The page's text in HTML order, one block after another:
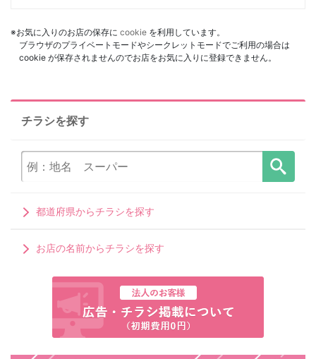
※お気に入りのお店の保存に cookie を利用しています。
ブラウザのプライベートモードやシークレットモードでご利用の場合は
cookie が保存されませんのでお店をお気に入りに登録できません。
チラシを探す
都道府県からチラシを探す
お店の名前からチラシを探す